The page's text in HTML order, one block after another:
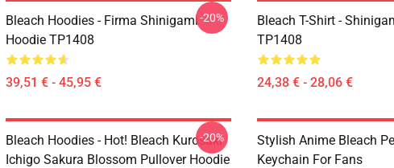
Bleach Hoodies - Firma Shinigami
Hoodie TP1408
39,51 € - 45,95 €
-20%
Bleach T-Shirt -
TP1408
24,38 € - 28,06 €
Bleach Hoodies - Hot! Bleach Kurosaki
Ichigo Sakura Blossom Pullover Hoodie
-20%
Stylish Anime Bleach
Keychain For Fans